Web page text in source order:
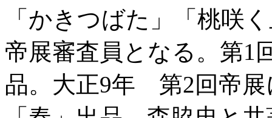
「かきつばた」「桃咲
帝展審査員となる。第1
品。大正9年 第2回帝展